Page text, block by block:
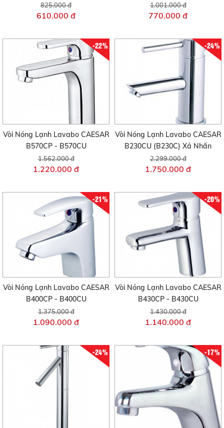
825.000 đ
610.000 đ
1.001.000 đ
770.000 đ
-22%
Vòi Nóng Lạnh Lavabo CAESAR
B570CP - B570CU
1.562.000 đ
1.220.000 đ
-24%
Vòi Nóng Lạnh Lavabo CAESAR
B230CU (B230C) Xả Nhấn
2.299.000 đ
1.750.000 đ
-21%
Vòi Nóng Lạnh Lavabo CAESAR
B400CP - B400CU
1.375.000 đ
1.090.000 đ
-20%
Vòi Nóng Lạnh Lavabo CAESAR
B430CP - B430CU
1.430.000 đ
1.140.000 đ
-24% -17%